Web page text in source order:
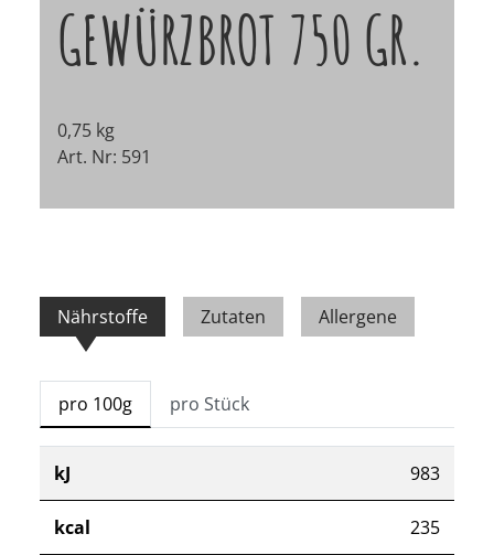
GEWÜRZBROT 750 GR.
0,75 kg
Art. Nr: 591
Nährstoffe Zutaten Allergene
pro 100g pro Stück
kJ 983
kcal 235